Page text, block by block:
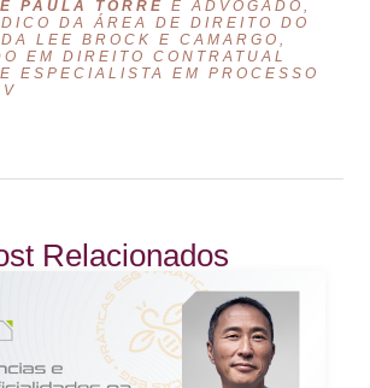
PAULA TORRE É ADVOGADO,
DA ÁREA DE DIREITO DO
LEE BROCK E CAMARGO,
EM DIREITO CONTRATUAL
ESPECIALISTA EM PROCESSO
Relacionados